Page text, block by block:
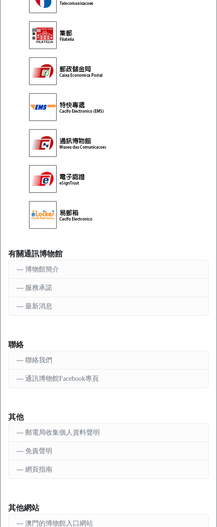
有關通訊博物館
博物館簡介
服務承諾
最新消息
聯絡
聯絡我們
通訊博物館Facebook專頁
其他
郵電局收集個人資料聲明
免責聲明
網頁指南
其他網站
澳門的博物館入口網站